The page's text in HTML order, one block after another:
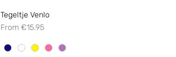
Tegeltje Venlo
From €15.95
Sale Price